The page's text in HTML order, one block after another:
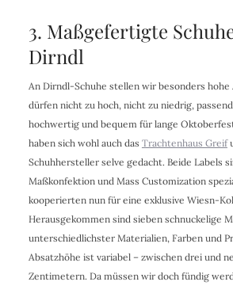
3. Maßgefertigte
Dirndl
An Dirndl-Schuhe stellen wir besonders hohe
dürfen nicht zu hoch, nicht zu niedrig,
hochwertig und bequem für lange
haben sich wohl auch das Trachtenhaus Greif
Schuhhersteller selve gedacht. Beide Labels
Maßkonfektion und Mass Customization
kooperierten nun für eine exklusive Wiesn-
Herausgekommen sind sieben schnuckelige
unterschiedlichster Materialien, Farben und
Absatzhöhe ist variabel – zwischen drei und
Zentimetern. Da müssen wir doch fündig